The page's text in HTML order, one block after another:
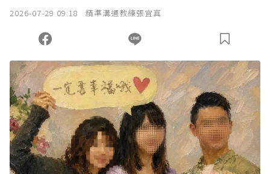
您當前剩餘 U 利點數：0點；前往 購買點數
2026-07-29 09:18 精準溝通教練張宜真